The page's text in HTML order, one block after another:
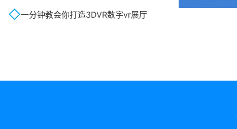
一分钟教会你打造3DVR数字vr展厅